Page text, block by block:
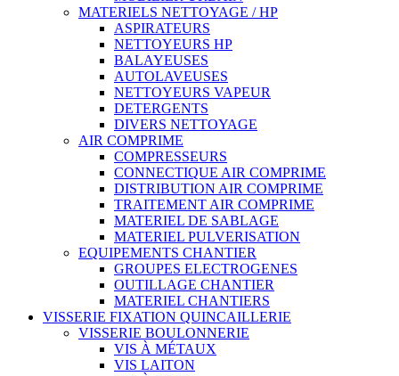
MATERIELS NETTOYAGE / HP
ASPIRATEURS
NETTOYEURS HP
BALAYEUSES
AUTOLAVEUSES
NETTOYEURS VAPEUR
DETERGENTS
DIVERS NETTOYAGE
AIR COMPRIME
COMPRESSEURS
CONNECTIQUE AIR COMPRIME
DISTRIBUTION AIR COMPRIME
TRAITEMENT AIR COMPRIME
MATERIEL DE SABLAGE
MATERIEL PULVERISATION
EQUIPEMENTS CHANTIER
GROUPES ELECTROGENES
OUTILLAGE CHANTIER
MATERIEL CHANTIERS
VISSERIE FIXATION QUINCAILLERIE
VISSERIE BOULONNERIE
VIS À MÉTAUX
VIS LAITON